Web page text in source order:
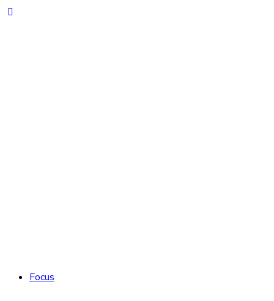
Focus